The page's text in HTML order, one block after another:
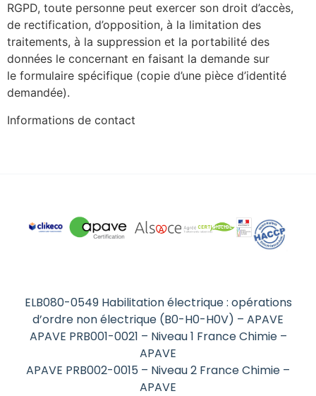
RGPD, toute personne peut exercer son droit d’accès,
de rectification, d’opposition, à la limitation des
traitements, à la suppression et la portabilité des
données le concernant en faisant la demande sur
le formulaire spécifique (copie d’une pièce d’identité
demandée).
Informations de contact
ELB080-0549 Habilitation électrique : opérations
d’ordre non électrique (B0-H0-H0V) – APAVE
APAVE PRB001-0021 – Niveau 1 France Chimie –
APAVE
APAVE PRB002-0015 – Niveau 2 France Chimie –
APAVE